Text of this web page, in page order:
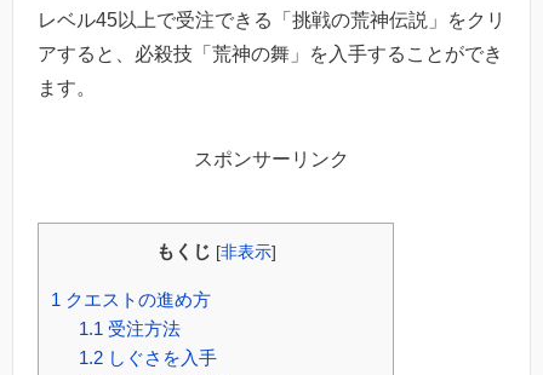
レベル45以上で受注できる「挑戦の荒神伝説」をクリ
アすると、必殺技「荒神の舞」を入手することができ
ます。
スポンサーリンク
もくじ [非表示]
1 クエストの進め方
1.1 受注方法
1.2しぐさを入手